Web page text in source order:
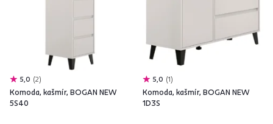
5,0 2
Komoda, kašmír, BOGAN NEW
5S40
5,0 1
Komoda, kašmír, BOGAN NEW
1D3S